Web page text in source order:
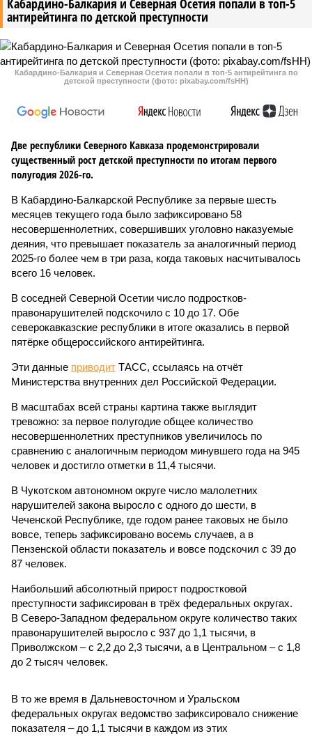
Кабардино-Балкария и Северная Осетия попали в топ-5
антирейтинга по детской преступности
Кабардино-Балкария и Северная Осетия попали в топ-5 антирейтинга по
детской преступности (фото: pixabay.com/fsHH)
Две республики Северного Кавказа продемонстрировали
существенный рост детской преступности по итогам первого
полугодия 2026-го.
В Кабардино-Балкарской Республике за первые шесть
месяцев текущего года было зафиксировано 58
несовершеннолетних, совершивших уголовно наказуемые
деяния, что превышает показатель за аналогичный период
2025-го более чем в три раза, когда таковых насчитывалось
всего 16 человек.
В соседней Северной Осетии число подростков-
правонарушителей подскочило с 10 до 17. Обе
северокавказские республики в итоге оказались в первой
пятёрке общероссийского антирейтинга.
Эти данные приводит ТАСС, ссылаясь на отчёт
Министерства внутренних дел Российской Федерации.
В масштабах всей страны картина также выглядит
тревожно: за первое полугодие общее количество
несовершеннолетних преступников увеличилось по
сравнению с аналогичным периодом минувшего года на 945
человек и достигло отметки в 11,4 тысячи.
В Чукотском автономном округе число малолетних
нарушителей закона выросло с одного до шести, в
Чеченской Республике, где годом ранее таковых не было
вовсе, теперь зафиксировано восемь случаев, а в
Пензенской области показатель и вовсе подскочил с 39 до
87 человек.
Наибольший абсолютный прирост подростковой
преступности зафиксирован в трёх федеральных округах.
В Северо-Западном федеральном округе количество таких
правонарушителей выросло с 937 до 1,1 тысячи, в
Приволжском – с 2,2 до 2,3 тысячи, а в Центральном – с 1,8
до 2 тысяч человек.
В то же время в Дальневосточном и Уральском
федеральных округах ведомство зафиксировало снижение
показателя – до 1,1 тысячи в каждом из этих